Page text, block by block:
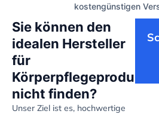
kostengünstigen
Sie können den
idealen Hersteller
für
Körperpflegeprodukte
nicht finden?
Unser Ziel ist es, hochwertige